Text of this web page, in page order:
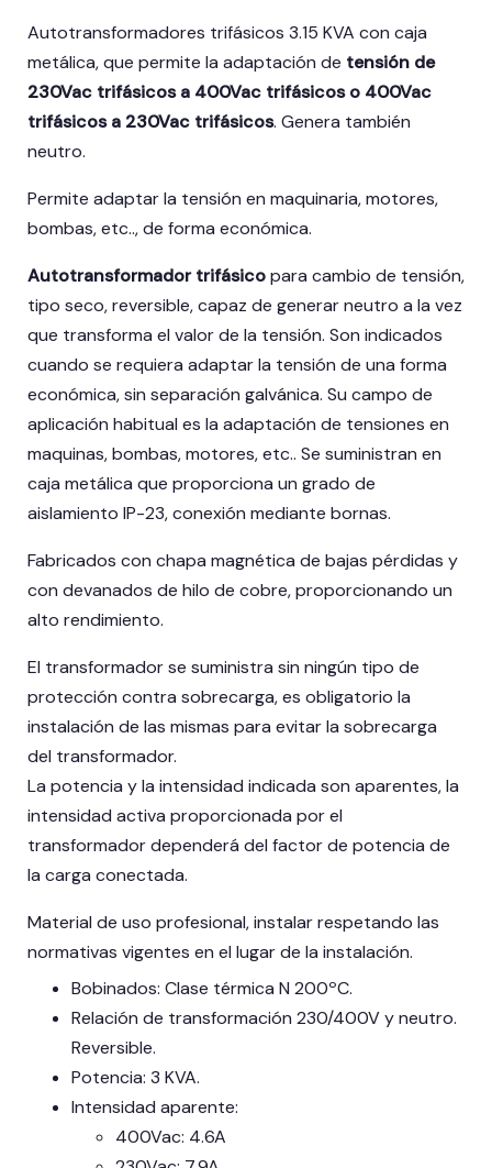
Autotransformadores trifásicos 3.15 KVA con caja
metálica, que permite la adaptación de tensión de
230Vac trifásicos a 400Vac trifásicos o 400Vac
trifásicos a 230Vac trifásicos. Genera también
neutro.
Permite adaptar la tensión en maquinaria, motores,
bombas, etc.., de forma económica.
Autotransformador trifásicopara cambio de tensión,
tipo seco, reversible, capaz de generar neutro a la vez
que transforma el valor de la tensión. Son indicados
cuando se requiera adaptar la tensión de una forma
económica, sin separación galvánica. Su campo de
aplicación habitual es la adaptación de tensiones en
maquinas, bombas, motores, etc.. Se suministran en
caja metálica que proporciona un grado de
aislamiento IP-23, conexión mediante bornas.
Fabricados con chapa magnética de bajas pérdidas y
con devanados de hilo de cobre, proporcionando un
alto rendimiento.
El transformador se suministra sin ningún tipo de
protección contra sobrecarga, es obligatorio la
instalación de las mismas para evitar la sobrecarga
del transformador.
La potencia y la intensidad indicada son aparentes, la
intensidad activa proporcionada por el
transformador dependerá del factor de potencia de
la carga conectada.
Material de uso profesional, instalar respetando las
normativas vigentes en el lugar de la instalación.
Bobinados: Clase térmica N 200ºC.
Relación de transformación 230/400V y neutro.
Reversible.
Potencia: 3 KVA.
Intensidad aparente:
400Vac: 4.6A